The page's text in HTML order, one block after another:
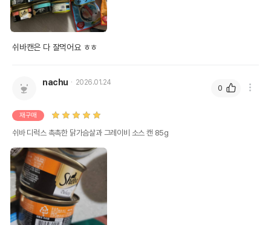
쉬바캔은 다 잘먹어요 ㅎㅎ
nachu 2026.01.24
재구매
쉬바 디럭스 촉촉한 닭가슴살과 그레이비 소스 캔 85g
0